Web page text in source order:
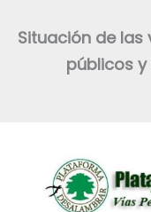
Situación de
públicos